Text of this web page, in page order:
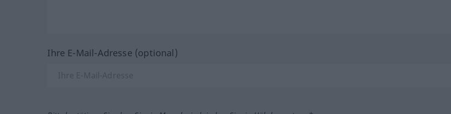
Ihre E-Mail-Adresse (optional)